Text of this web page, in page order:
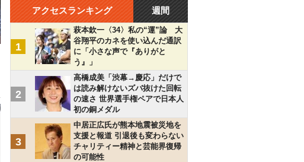
アクセスランキング 週間
1
萩本欽一〈34〉私の“運”論 大
谷翔平のカネを使い込んだ通訳
に「小さな声で『ありがと
う』」
2
高橋成美「渋幕→慶応」だけで
は読み解けないズバ抜けた回転
の速さ 世界選手権ペアで日本人
初の銅メダル
3
中居正広氏が熊本地震被災地を
支援と報道 引退後も変わらない
チャリティー精神と芸能界復帰
の可能性